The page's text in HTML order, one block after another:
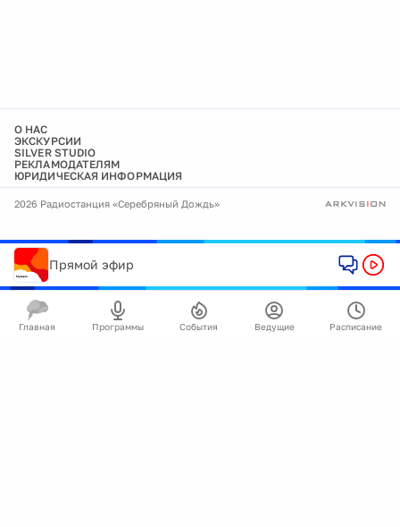
О НАС
ЭКСКУРСИИ
SILVER STUDIO
РЕКЛАМОДАТЕЛЯМ
ЮРИДИЧЕСКАЯ ИНФОРМАЦИЯ
2026 Радиостанция «Серебряный Дождь»
Прямой эфир
Главная Программы События Ведущие Расписание